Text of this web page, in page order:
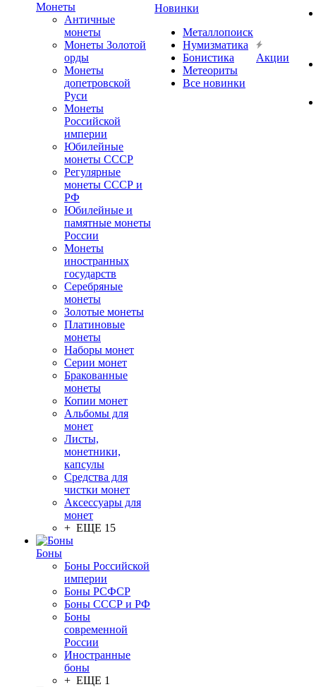
Монеты
Античные
монеты
Монеты Золотой
орды
Монеты
допетровской
Руси
Монеты
Российской
империи
Юбилейные
монеты СССР
Регулярные
монеты СССР и
РФ
Юбилейные и
памятные монеты
России
Монеты
иностранных
государств
Серебряные
монеты
Золотые монеты
Платиновые
монеты
Наборы монет
Серии монет
Бракованные
монеты
Копии монет
Альбомы для
монет
Листы,
монетники,
капсулы
Средства для
чистки монет
Аксессуары для
монет
+ ЕЩЕ 15
Боны
Боны Российской
империи
Боны РСФСР
Боны СССР и РФ
Боны
современной
России
Иностранные
боны
+ ЕЩЕ 1
Новинки
Металлопоиск
Нумизматика
Бонистика
Метеориты
Все новинки
Акции